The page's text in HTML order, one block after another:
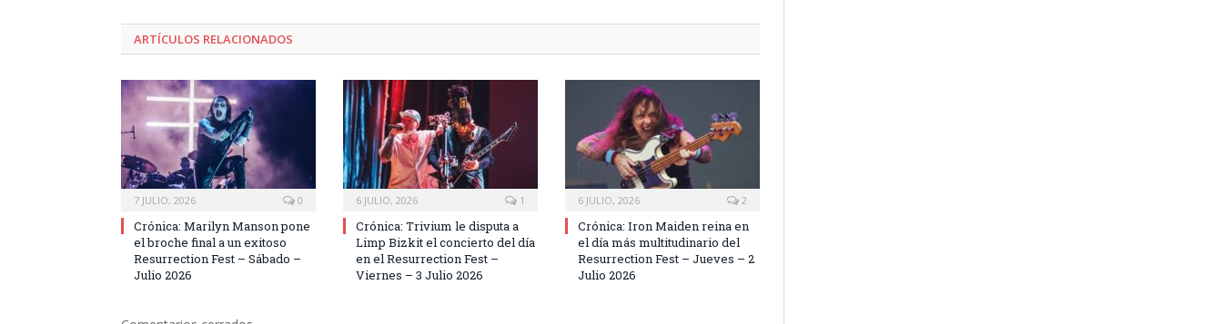
ARTÍCULOS RELACIONADOS
7 JULIO, 2026 0
Crónica: Marilyn Manson pone
el broche final a un exitoso
Resurrection Fest – Sábado –
Julio 2026
6 JULIO, 2026 1
Crónica: Trivium le disputa a
Limp Bizkit el concierto del día
en el Resurrection Fest –
Viernes – 3 Julio 2026
6 JULIO, 2026 2
Crónica: Iron Maiden reina en
el día más multitudinario del
Resurrection Fest – Jueves – 2
Julio 2026